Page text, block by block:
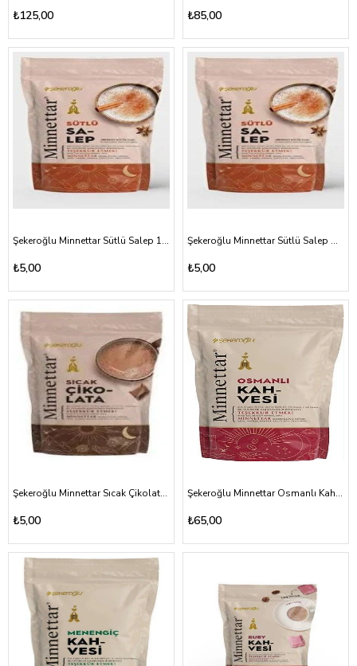
₺125,00 ₺85,00
Şekeroğlu Minnettar Sütlü Salep 15 gr
₺5,00
Şekeroğlu Minnettar Sütlü Salep Aromalı Toz İçecek 18gr
₺5,00
Şekeroğlu Minnettar Sıcak Çikolata 18gr
₺5,00
Şekeroğlu Minnettar Osmanlı Kahvesi 165gr
₺65,00